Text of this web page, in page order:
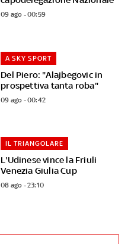
09 ago - 00:59
Del Piero: "Alajbegovic in
prospettiva tanta roba"
A SKY SPORT
09 ago - 00:42
L'Udinese vince la Friuli
Venezia Giulia Cup
IL TRIANGOLARE
08 ago - 23:10